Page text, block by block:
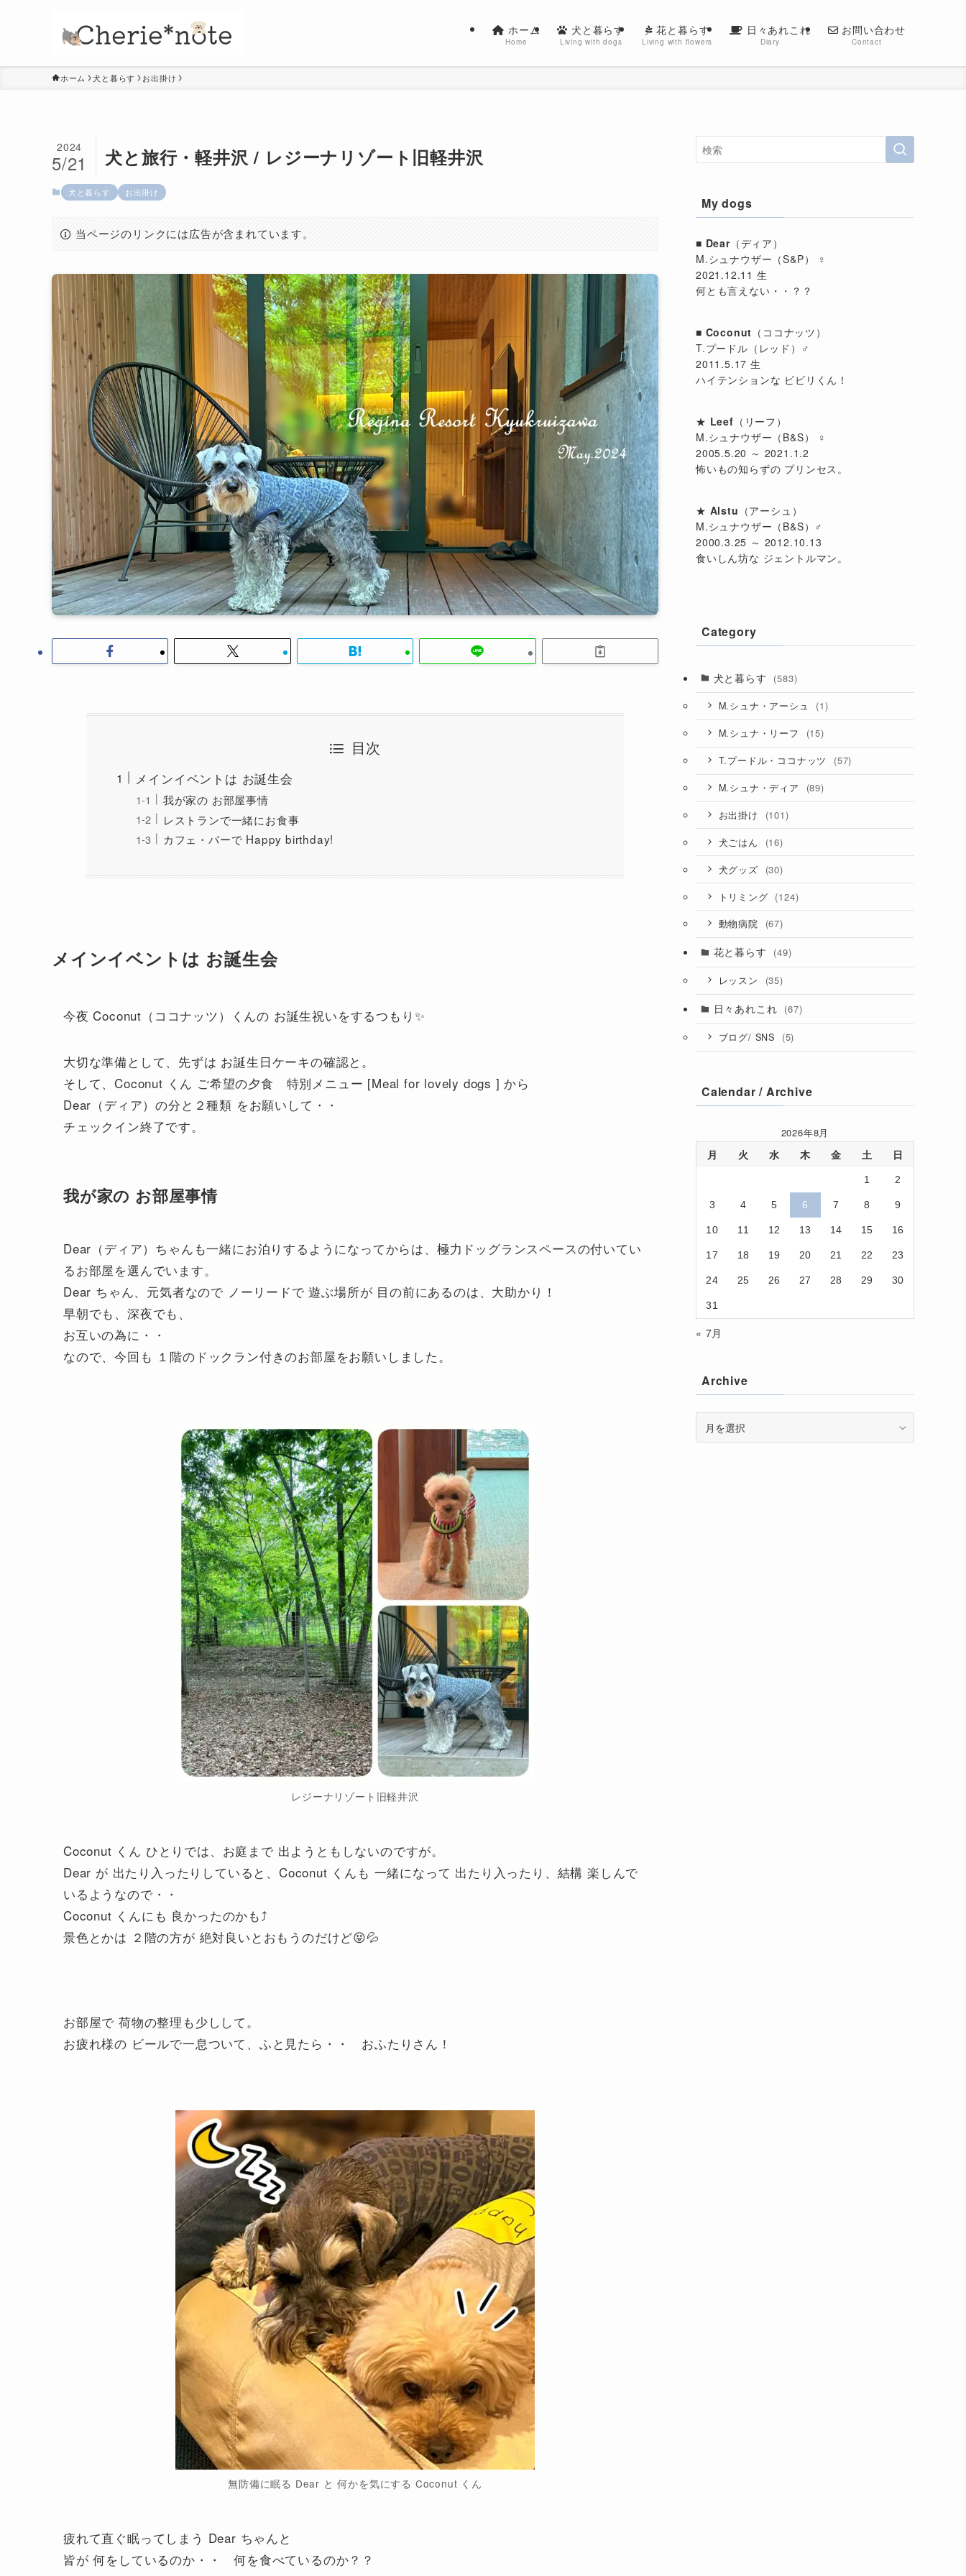
ホーム
Home
犬と暮らす
Living with dogs
花と暮らす
Living with flowers
日々あれこれ
Diary
お問い合わせ
Contact
ホーム 犬と暮らす お出掛け
犬と旅行・軽井沢 / レジーナリゾート旧軽井沢
2024
5/21
犬と暮らす お出掛け
当ページのリンクには広告が含まれています。
目次
メインイベントは お誕生会
我が家の お部屋事情
レストランで一緒にお食事
カフェ・バーで Happy birthday!
メインイベントは お誕生会
今夜 Coconut（ココナッツ）くんの お誕生祝いをするつもり✨
大切な準備として、先ずは お誕生日ケーキの確認と。
そして、Coconut くん ご希望の夕食 特別メニュー [Meal for lovely dogs ] から
Dear（ディア）の分と２種類 をお願いして・・
チェックイン終了です。
我が家の お部屋事情
Dear（ディア）ちゃんも一緒にお泊りするようになってからは、極力ドッグランスペースの付いてい
るお部屋を選んでいます。
Dear ちゃん、元気者なので ノーリードで 遊ぶ場所が 目の前にあるのは、大助かり！
早朝でも、深夜でも、
お互いの為に・・
なので、今回も １階のドックラン付きのお部屋をお願いしました。
レジーナリゾート旧軽井沢
Coconut くん ひとりでは、お庭まで 出ようともしないのですが。
Dear が 出たり入ったりしていると、Coconut くんも 一緒になって 出たり入ったり、結構 楽しんで
いるようなので・・
Coconut くんにも 良かったのかも⤴
景色とかは ２階の方が 絶対良いとおもうのだけど😝💦
お部屋で 荷物の整理も少しして。
お疲れ様の ビールで一息ついて、ふと見たら・・ おふたりさん！
無防備に眠る Dear と 何かを気にする Coconut くん
疲れて直ぐ眠ってしまう Dear ちゃんと
皆が 何をしているのか・・ 何を食べているのか？？
My dogs
■ Dear（ディア）
M.シュナウザー（S&P） ♀
2021.12.11 生
何とも言えない・・？？
■ Coconut （ココナッツ）
T.プードル（レッド）♂
2011.5.17 生
ハイテンションな ビビリくん！
★ Leef （リーフ）
M.シュナウザー（B&S） ♀
2005.5.20 ～ 2021.1.2
怖いもの知らずの プリンセス。
★ Alstu （アーシュ）
M.シュナウザー（B&S）♂
2000.3.25 ～ 2012.10.13
食いしん坊な ジェントルマン。
Category
犬と暮らす (583)
M.シュナ・アーシュ (1)
M.シュナ・リーフ (15)
T.プードル・ココナッツ (57)
M.シュナ・ディア (89)
お出掛け (101)
犬ごはん (16)
犬グッズ (30)
トリミング (124)
動物病院 (67)
花と暮らす (49)
レッスン (35)
日々あれこれ (67)
ブログ/ SNS (5)
Calendar / Archive
2026年8月
月 火 水 木 金 土 日
1 2
3 4 5 6 7 8 9
10 11 12 13 14 15 16
17 18 19 20 21 22 23
24 25 26 27 28 29 30
31
« 7月
Archive
Archive